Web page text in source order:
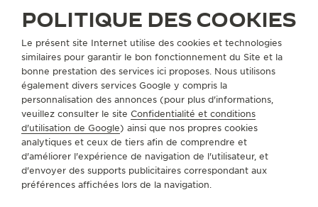
TOUTES LES COLLECTIONSMASTER CONTROLREF. Q1562401
A PROPOS DE NOUS
SERVICES
CONTACT
POLITIQUE DES COOKIES
Le présent site Internet utilise des cookies et technologies
similaires pour garantir le bon fonctionnement du Site et la
bonne prestation des services ici proposes. Nous utilisons
également divers services Google y compris la
personnalisation des annonces (pour plus d'informations,
veuillez consulter le site Confidentialité et conditions
d'utilisation de Google) ainsi que nos propres cookies
analytiques et ceux de tiers afin de comprendre et
d'améliorer l'expérience de navigation de l'utilisateur, et
d'envoyer des supports publicitaires correspondant aux
préférences affichées lors de la navigation.